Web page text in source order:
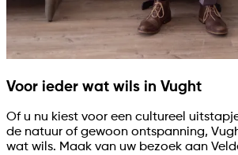
Voor ieder wat wils in Vught
Of u nu kiest voor een cultureel
de natuur of gewoon ontspanning,
wat wils. Maak van uw bezoek aan